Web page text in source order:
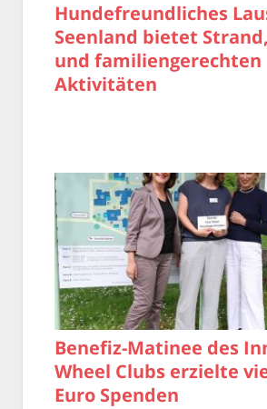
Hundefreundliches
Seenland bietet
und familiengerechten
Aktivitäten
Benefiz-Matinee des
Wheel Clubs erzielte
Euro Spenden